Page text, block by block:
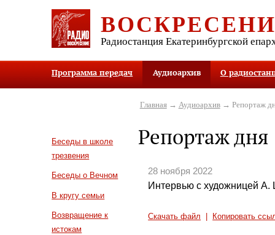
Радиостанция Екатеринбургской
Программа передач Аудиоархив О
Беседы в школе
трезвения
Беседы о Вечном
В кругу семьи
Возвращение к
истокам
Главная→ Аудиоархив→ Репортаж
Репортаж дня
28 ноября 2022
Интервью с художницей А.
Скачать файл Копировать